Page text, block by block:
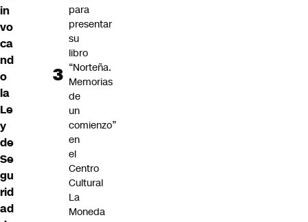
in
vo
ca
nd
o
la
Le
y
de
Se
gu
rid
ad
para
presentar
su
libro
“Norteña.
Memorias
de
un
comienzo”
en
el
Centro
Cultural
La
Moneda